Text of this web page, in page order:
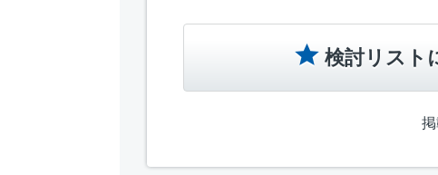
検討リスト